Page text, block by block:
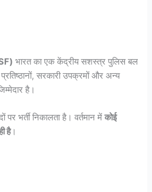
भारत का एक केंद्रीय सशस्त्र पुलिस बल
सरकारी उपक्रमों और अन्य
है।
भर्ती निकालता है। वर्तमान मेंकोई
है।